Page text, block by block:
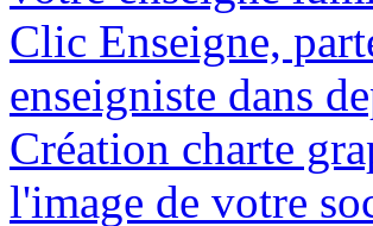
Clic Enseigne,
enseigniste dans
Création charte
l'image de votre